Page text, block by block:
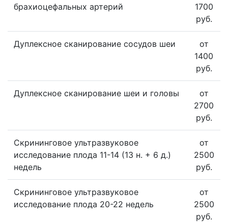
брахиоцефальных артерий
1700
руб.
Дуплексное сканирование сосудов шеи
от
1400
руб.
Дуплексное сканирование шеи и головы
от
2700
руб.
Скрининговое ультразвуковое
исследование плода 11-14 (13 н. + 6 д.)
недель
от
2500
руб.
Скрининговое ультразвуковое
исследование плода 20-22 недель
от
2500
руб.